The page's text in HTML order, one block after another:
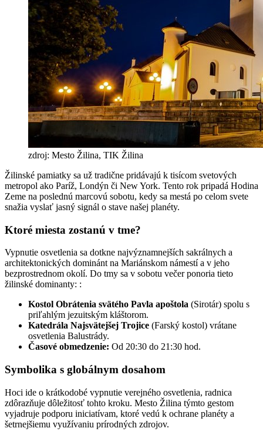
zdroj: Mesto Žilina, TIK Žilina
Žilinské pamiatky sa už tradične pridávajú k tisícom svetových
metropol ako Paríž, Londýn či New York. Tento rok pripadá Hodina
Zeme na poslednú marcovú sobotu, kedy sa mestá po celom svete
snažia vyslať jasný signál o stave našej planéty.
Ktoré miesta zostanú v tme?
Vypnutie osvetlenia sa dotkne najvýznamnejších sakrálnych a
architektonických dominánt na Mariánskom námestí a v jeho
bezprostrednom okolí. Do tmy sa v sobotu večer ponoria tieto
žilinské dominanty: :
Kostol Obrátenia svätého Pavla apoštola (Sirotár) spolu s
priľahlým jezuitským kláštorom.
Katedrála Najsvätejšej Trojice (Farský kostol) vrátane
osvetlenia Balustrády.
Časové obmedzenie: Od 20:30 do 21:30 hod.
Symbolika s globálnym dosahom
Hoci ide o krátkodobé vypnutie verejného osvetlenia, radnica
zdôrazňuje dôležitosť tohto kroku. Mesto Žilina týmto gestom
vyjadruje podporu iniciatívam, ktoré vedú k ochrane planéty a
šetrnejšiemu využívaniu prírodných zdrojov.